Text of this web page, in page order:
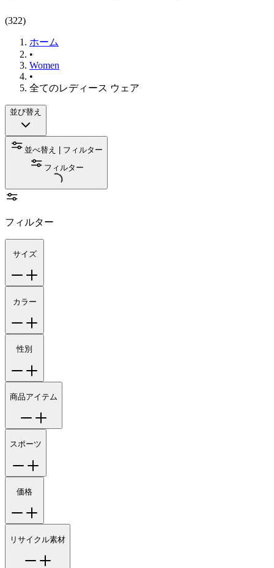
(322)
ホーム
•
Women
•
全てのレディース ウェア
並び替え
並べ替え | フィルター
フィルター
フィルター
サイズ
カラー
性別
商品アイテム
スポーツ
価格
リサイクル素材